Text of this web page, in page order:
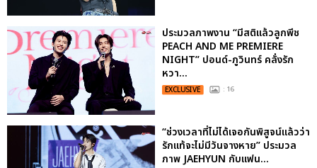
ประมวลภาพงาน “มีสติแล้วลูกพีช
PEACH AND ME PREMIERE
NIGHT” ปอนด์-ภูวินทร์ คลั่งรัก
หวา...
EXCLUSIVE : 16
“ช่วงเวลาที่ไม่ได้เจอกันพิสูจน์แล้วว่า
รักแท้จะไม่มีวันจางหาย” ประมวล
ภาพ JAEHYUN กับแฟน...